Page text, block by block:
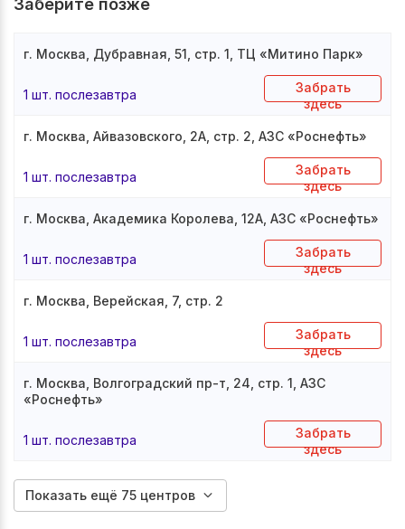
г. Москва, Дубравная, 51, стр. 1, ТЦ «Митино Парк»
1 шт. послезавтра
Забрать
здесь
г. Москва, Айвазовского, 2А, стр. 2, АЗС «Роснефть»
1 шт. послезавтра
Забрать
здесь
г. Москва, Академика Королева, 12А, АЗС «Роснефть»
1 шт. послезавтра
Забрать
здесь
г. Москва, Верейская, 7, стр. 2
1 шт. послезавтра
Забрать
здесь
г. Москва, Волгоградский пр-т, 24, стр. 1, АЗС
«Роснефть»
1 шт. послезавтра
Забрать
здесь
Показать ещё 75 центров